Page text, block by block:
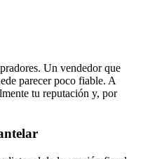
Un vendedor que
parecer poco fiable. A
tu reputación y, por